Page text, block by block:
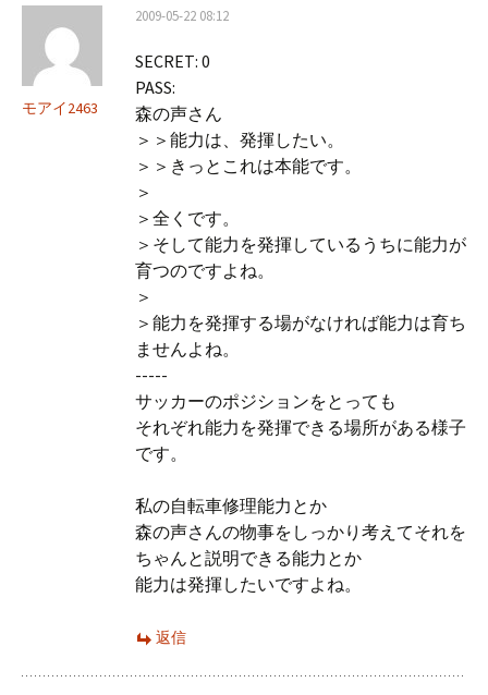
モアイ2463
2009-05-22 08:12
SECRET: 0
PASS:
森の声さん
＞＞能力は、発揮したい。
＞＞きっとこれは本能です。
＞
＞全くです。
＞そして能力を発揮しているうちに能力が
育つのですよね。
＞
＞能力を発揮する場がなければ能力は育ち
ませんよね。
-----
サッカーのポジションをとっても
それぞれ能力を発揮できる場所がある様子
です。
私の自転車修理能力とか
森の声さんの物事をしっかり考えてそれを
ちゃんと説明できる能力とか
能力は発揮したいですよね。
返信